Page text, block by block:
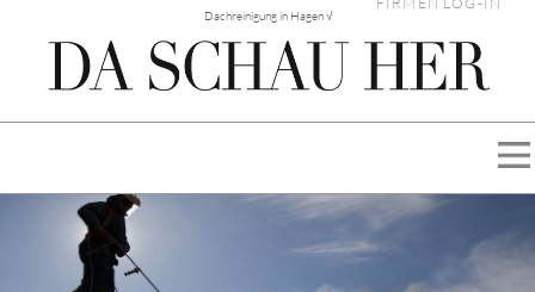
Dachreinigung in Hagen √